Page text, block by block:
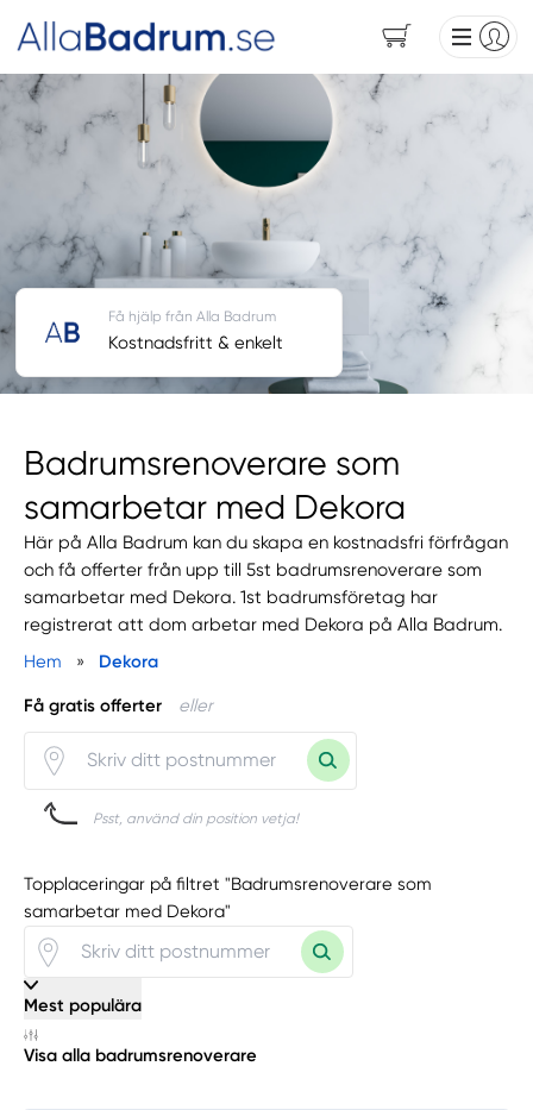
Badrumsrenoverare som
samarbetar med Dekora
Här på Alla Badrum kan du skapa en kostnadsfri förfrågan
och få offerter från upp till 5st badrumsrenoverare som
samarbetar med Dekora. 1st badrumsföretag har
registrerat att dom arbetar med Dekora på Alla Badrum.
Hem
» Dekora
Få gratis offerter eller
Psst, använd din position vetja!
Få hjälp från Alla Badrum
Kostnadsfritt & enkelt
Topplaceringar på filtret "Badrumsrenoverare som
samarbetar med Dekora"
Mest populära
Visa alla badrumsrenoverare